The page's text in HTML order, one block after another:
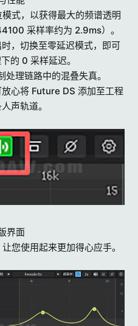
式，以获得最大的频谱透明
采样率约为 2.9ms）。
，切换至零延迟模式，即可
的 0 采样延迟。
理链路中的混叠失真。
心将 Future DS 添加至工程
声轨道。
界面
您使用起来更加得心应手。